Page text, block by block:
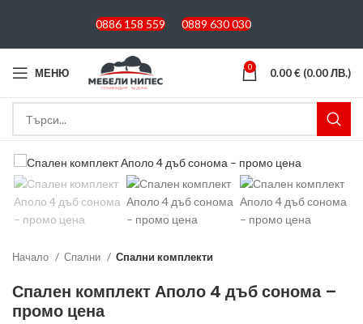
0886 158 559 0889 630 030
МЕНЮ 0 0.00€ (0.00 ЛВ.)
Начало Спални Спални комплекти
Спален комплект Аполо 4 дъб сонома –
промо цена